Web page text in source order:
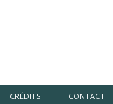
CRÉDITS CONTACT